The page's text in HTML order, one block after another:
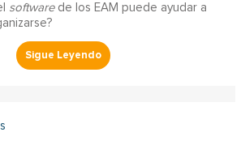
softwarede los EAM puede ayudar a